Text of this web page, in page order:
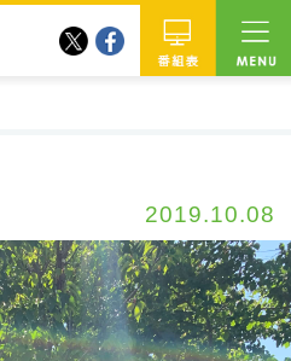
twitterfacebook
2019.10.08